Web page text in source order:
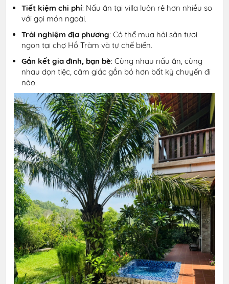
Tiết kiệm chi phí: Nấu ăn tại villa luôn rẻ hơn nhiều so
với gọi món ngoài.
Trải nghiệm địa phương: Có thể mua hải sản tươi
ngon tại chợ Hồ Tràm và tự chế biến.
Gắn kết gia đình, bạn bè: Cùng nhau nấu ăn, cùng
nhau dọn tiệc, cảm giác gắn bó hơn bất kỳ chuyến đi
nào.